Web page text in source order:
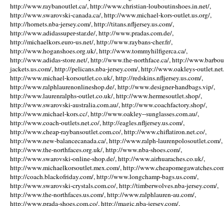
http://www.raybanoutlet.ca/, http://www.christian-louboutinshoes.in.net/,
http://www.swarovski-canada.ca/, http://www.michael-kors-outlet.us.org/,
http://hornets.nba-jersey.com/, http://titans.nfljersey.us.com/,
http://www.adidassuper-star.de/, http://www.pradas.com.de/,
http://michaelkors.euro-us.net/, http://www.raybans-cher.fr/,
http://www.hoganshoes.org.uk/, http://www.tommyhilfigerca.ca/,
http://www.adidas-store.net/, http://www.the-northface.ca/, http://
jackets.us.com/, http://pelicans.nba-jersey.com/, http://www.oakleys-
http://www.michael-korsoutlet.co.uk/, http://redskins.nfljersey.us.com/,
http://www.ralphlaurenonlineshop.de/, http://www.designer-handbags.vip/,
http://www.laurenralphs-outlet.co.uk/, http://www.hermesoutlet.shop/,
http://www.swarovski-australia.com.au/, http://www.coachfactory.shop/,
http://www.michael-kors.cc/, http://www.oakley--sunglasses.com.au/,
http://www.coach-outlets.net.co/, http://eagles.nfljersey.us.com/,
http://www.cheap-raybansoutlet.com.co/, http://www.chiflatiron.net.co/,
http://www.new-balancecanada.ca/, http://www.ralph-laurenpolosoutlet.com/,
http://www.the-northfaces.org.uk/, http://www.nba-shoes.com/,
http://www.swarovski-online-shop.de/, http://www.airhuaraches.co.uk/,
http://www.michaelkorsoutlet.mex.com/, http://
http://coach.blackofriday.com/, http://www.longchamp-bags.us.com/,
http://www.swarovski-crystals.com.co/, http://timberwolves.nba-jersey.com/,
http://www.the-northfaces.us.com/, http://www.ralphlauren-au.com/,
http://www.prada-shoes.com.co/, http://magic.nba-jersey.com/,